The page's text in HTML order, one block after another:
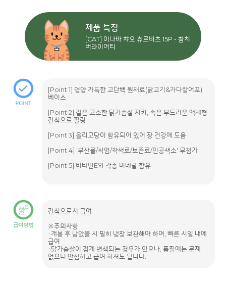
제품 특징
[CAT] 이나바 챠오 츄르비츠 15P - 참치
버라이어티
[Point 1] 영양 가득한 고단백 원재료(닭고기&가다랑어포)
베이스
[Point 2] 겉은 고소한 닭가슴살 져키, 속은 부드러운 액체형
간식으로 필링
[Point 3] 올리고당이 함유되어 있어 장 건강에 도움
[Point 4] '부산물/식염/착색료/보존료/인공색소' 무첨가
[Point 5] 비타민E와 각종 미네랄 함유
간식으로서 급여
※주의사항
・개봉 후 남았을 시 필히 냉장 보관해야 하며, 빠른 시일 내에
급여
・닭가슴살이 검게 변색되는 경우가 있으나, 품질에는 문제
없으니 안심하고 급여 하셔도 됩니다.